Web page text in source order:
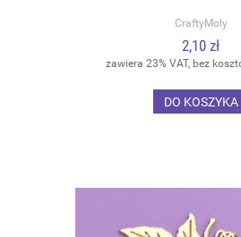
CraftyMoly
2,10 zł
zawiera 23% VAT, bez
DO KOSZYKA